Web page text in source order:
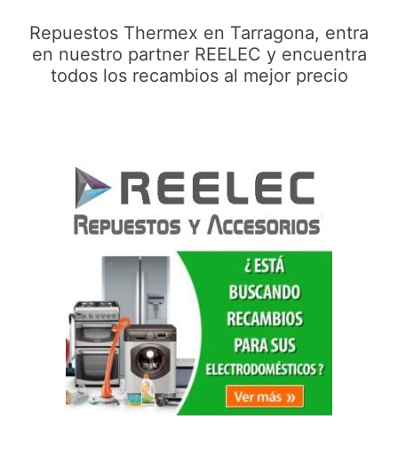
Repuestos Thermex en Tarragona, entra
en nuestro partner REELEC y encuentra
todos los recambios al mejor precio